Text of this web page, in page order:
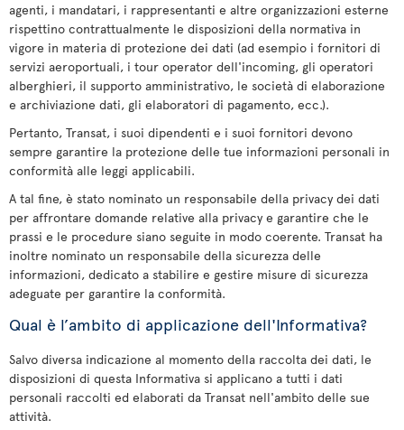
agenti, i mandatari, i rappresentanti e altre organizzazioni esterne
rispettino contrattualmente le disposizioni della normativa in
vigore in materia di protezione dei dati (ad esempio i fornitori di
servizi aeroportuali, i tour operator dell'incoming, gli operatori
alberghieri, il supporto amministrativo, le società di elaborazione
e archiviazione dati, gli elaboratori di pagamento, ecc.).
Pertanto, Transat, i suoi dipendenti e i suoi fornitori devono
sempre garantire la protezione delle tue informazioni personali in
conformità alle leggi applicabili.
A tal fine, è stato nominato un responsabile della privacy dei dati
per affrontare domande relative alla privacy e garantire che le
prassi e le procedure siano seguite in modo coerente. Transat ha
inoltre nominato un responsabile della sicurezza delle
informazioni, dedicato a stabilire e gestire misure di sicurezza
adeguate per garantire la conformità.
Qual è l’ambito di applicazione dell'Informativa?
Salvo diversa indicazione al momento della raccolta dei dati, le
disposizioni di questa Informativa si applicano a tutti i dati
personali raccolti ed elaborati da Transat nell'ambito delle sue
attività.